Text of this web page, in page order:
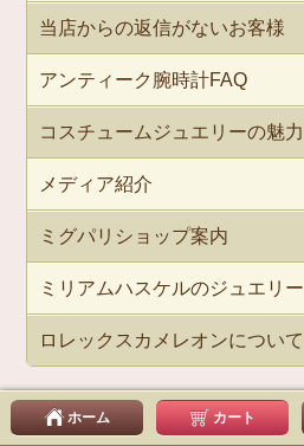
当店からの返信がないお客様
アンティーク腕時計FAQ
コスチュームジュエリーの魅力
メディア紹介
ミグパリショップ案内
ミリアムハスケルのジュエリー
ロレックスカメレオンについて
ホーム カート